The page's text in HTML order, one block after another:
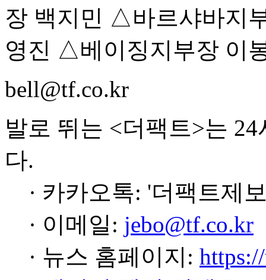
장 백지민 △바르샤바지
영진 △베이징지부장 이
bell@tf.co.kr
발로 뛰는 <더팩트>는
다.
· 카카오톡: '더팩트제
· 이메일: jebo@tf.co.kr
· 뉴스 홈페이지: